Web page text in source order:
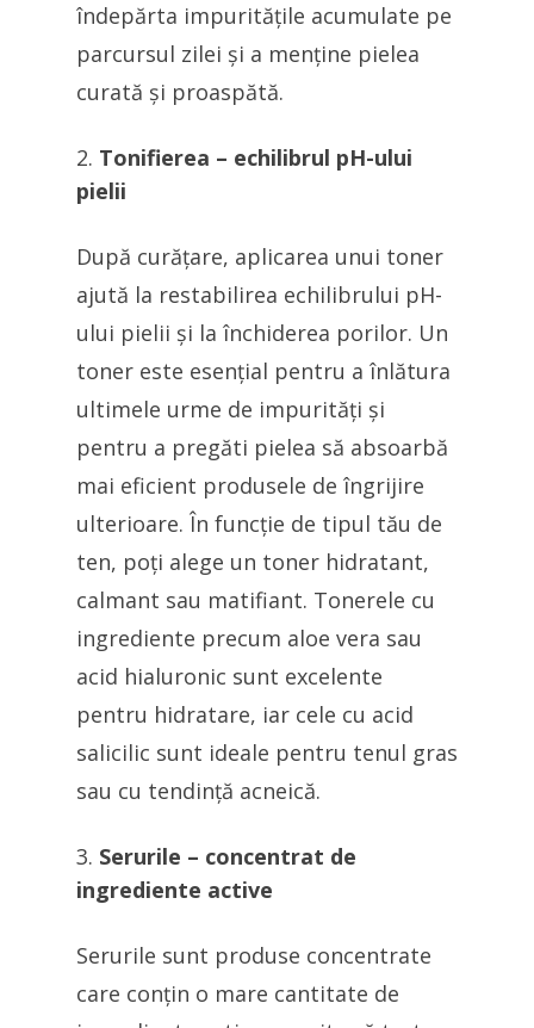
îndepărta impuritățile acumulate pe
parcursul zilei și a menține pielea
curată și proaspătă.
Tonifierea – echilibrul pH-ului
pielii
După curățare, aplicarea unui toner
ajută la restabilirea echilibrului pH-
ului pielii și la închiderea porilor. Un
toner este esențial pentru a înlătura
ultimele urme de impurități și
pentru a pregăti pielea să absoarbă
mai eficient produsele de îngrijire
ulterioare. În funcție de tipul tău de
ten, poți alege un toner hidratant,
calmant sau matifiant. Tonerele cu
ingrediente precum aloe vera sau
acid hialuronic sunt excelente
pentru hidratare, iar cele cu acid
salicilic sunt ideale pentru tenul gras
sau cu tendință acneică.
Serurile – concentrat de
ingrediente active
Serurile sunt produse concentrate
care conțin o mare cantitate de